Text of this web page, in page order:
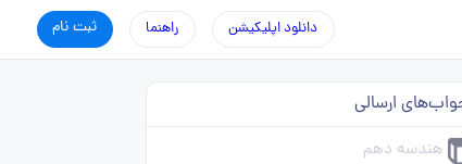
ثبت نام راهنما دانلود اپلیکیشن
ارسالی
هندسه دهم